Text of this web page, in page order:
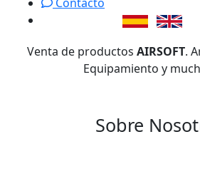
Venta de productos AIRSOFT.
Equipamiento y
Sobre